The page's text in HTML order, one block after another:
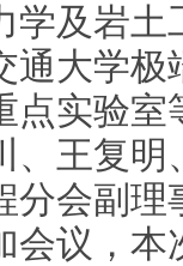
学及岩土
通大学极
点实验
、王复明
分会副理
会议，本